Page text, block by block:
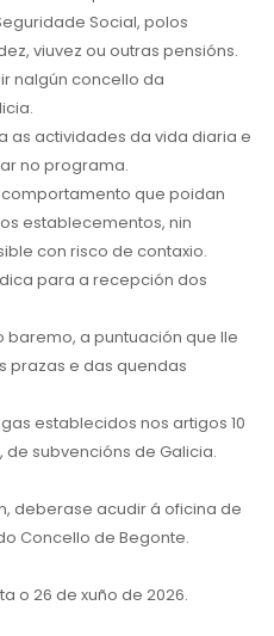
Social, polos
viuvez ou outras pensións.
nalgún concello da
as actividades da vida diaria e
no programa.
que poidan
establecementos, nin
con risco de contaxio.
para a recepción dos
a puntuación que lle
prazas e das quendas
establecidos nos artigos 10
de subvencións de Galicia.
deberase acudir á oficina de
Concello de Begonte.
o 26 de xuño de 2026.